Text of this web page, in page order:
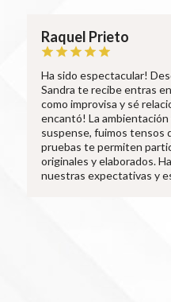
Raquel Prieto
Ha sido espectacular!
Sandra te recibe entras
como improvisa y sé
encantó! La ambientación
suspense, fuimos tensos
pruebas te permiten
originales y elaborados.
nuestras expectativas y